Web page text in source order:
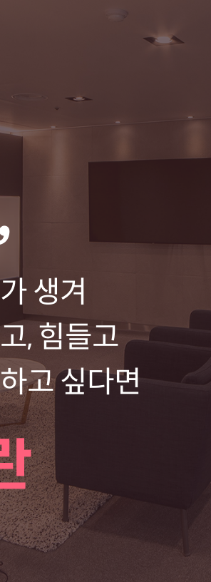
생겨
, 힘들고
고 싶다면